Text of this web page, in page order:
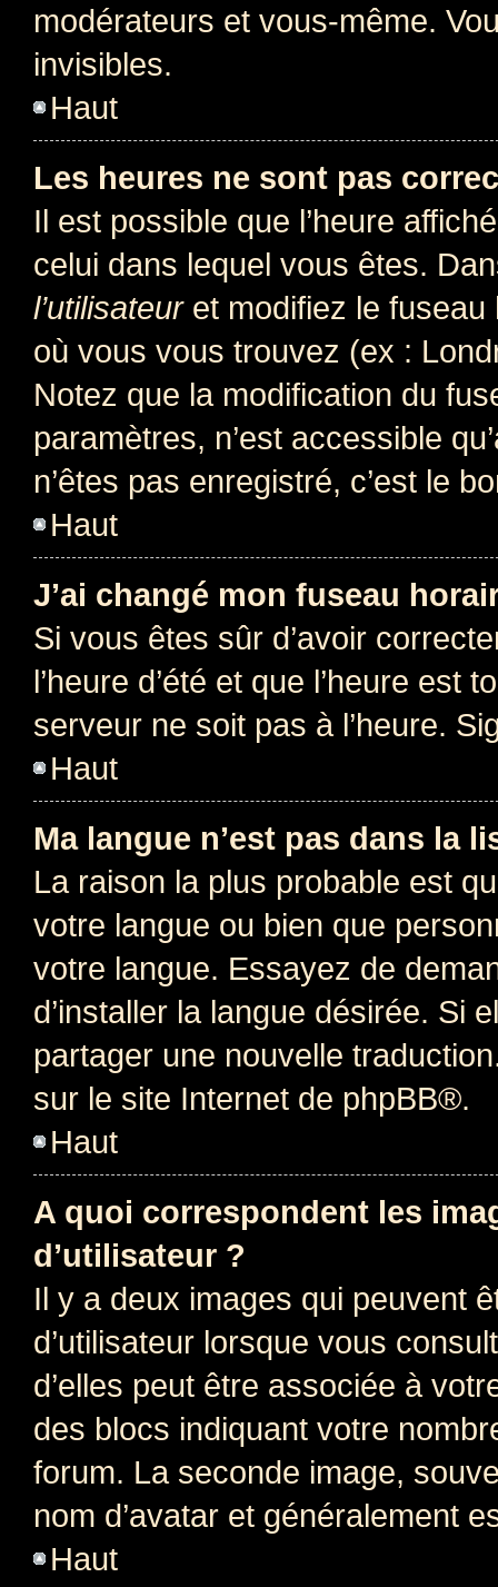
modérateurs et vous-même.
invisibles.
Haut
Les heures ne sont pas
Il est possible que l’heure
celui dans lequel vous êtes.
l’utilisateuret modifiez le fuseau
où vous vous trouvez (ex :
Notez que la modification du
paramètres, n’est accessible
n’êtes pas enregistré, c’est le
Haut
J’ai changé mon fuseau
Si vous êtes sûr d’avoir
l’heure d’été et que l’heure est
serveur ne soit pas à l’heure.
Haut
Ma langue n’est pas dans la
La raison la plus probable est
votre langue ou bien que
votre langue. Essayez de
d’installer la langue désirée. Si
partager une nouvelle
sur le site Internet de phpBB®.
Haut
A quoi correspondent les
d’utilisateur ?
Il y a deux images qui peuvent
d’utilisateur lorsque vous
d’elles peut être associée à
des blocs indiquant votre
forum. La seconde image,
nom d’avatar et généralement
Haut